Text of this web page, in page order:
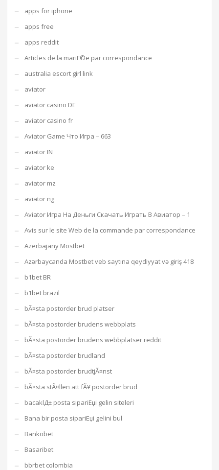
apps for iphone
apps free
apps reddit
Articles de la mariГ©e par correspondance
australia escort girl link
aviator
aviator casino DE
aviator casino fr
Aviator Game Что Игра – 663
aviator IN
aviator ke
aviator mz
aviator ng
Aviator Игра На Деньги Скачать Играть В Авиатор – 1
Avis sur le site Web de la commande par correspondance
Azerbajany Mostbet
Azərbaycanda Mostbet veb saytına qeydiyyat və giriş 418
b1bet BR
b1bet brazil
bÃ¤sta postorder brud platser
bÃ¤sta postorder brudens webbplats
bÃ¤sta postorder brudens webbplatser reddit
bÃ¤sta postorder brudland
bÃ¤sta postorder brudtjÃ¤nst
bÃ¤sta stÃ¤llen att fÃ¥ postorder brud
bacaklД± posta sipariЕџi gelin siteleri
Bana bir posta sipariЕџi gelini bul
Bankobet
Basaribet
bbrbet colombia